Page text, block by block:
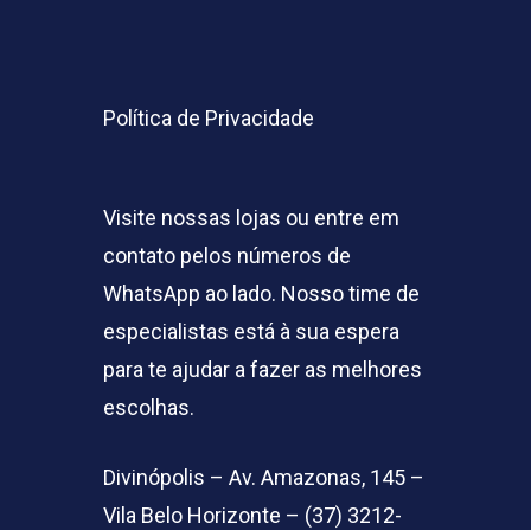
Política de Privacidade
Visite nossas lojas ou entre em
contato pelos números de
WhatsApp ao lado. Nosso time de
especialistas está à sua espera
para te ajudar a fazer as melhores
escolhas.
Divinópolis – Av. Amazonas, 145 –
Vila Belo Horizonte – (37) 3212-